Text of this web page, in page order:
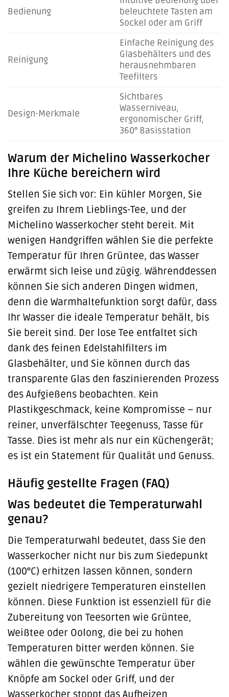
Bedienung
beleuchtete Tasten am
Sockel oder am Griff
Reinigung
Einfache Reinigung des
Glasbehälters und des
herausnehmbaren
Teefilters
Design-Merkmale
Sichtbares
Wasserniveau,
ergonomischer Griff,
360° Basisstation
Warum der Michelino Wasserkocher
Ihre Küche bereichern wird
Stellen Sie sich vor: Ein kühler Morgen, Sie
greifen zu Ihrem Lieblings-Tee, und der
Michelino Wasserkocher steht bereit. Mit
wenigen Handgriffen wählen Sie die perfekte
Temperatur für Ihren Grüntee, das Wasser
erwärmt sich leise und zügig. Währenddessen
können Sie sich anderen Dingen widmen,
denn die Warmhaltefunktion sorgt dafür, dass
Ihr Wasser die ideale Temperatur behält, bis
Sie bereit sind. Der lose Tee entfaltet sich
dank des feinen Edelstahlfilters im
Glasbehälter, und Sie können durch das
transparente Glas den faszinierenden Prozess
des Aufgießens beobachten. Kein
Plastikgeschmack, keine Kompromisse – nur
reiner, unverfälschter Teegenuss, Tasse für
Tasse. Dies ist mehr als nur ein Küchengerät;
es ist ein Statement für Qualität und Genuss.
Häufig gestellte Fragen (FAQ)
Was bedeutet die Temperaturwahl
genau?
Die Temperaturwahl bedeutet, dass Sie den
Wasserkocher nicht nur bis zum Siedepunkt
(100°C) erhitzen lassen können, sondern
gezielt niedrigere Temperaturen einstellen
können. Diese Funktion ist essenziell für die
Zubereitung von Teesorten wie Grüntee,
Weißtee oder Oolong, die bei zu hohen
Temperaturen bitter werden können. Sie
wählen die gewünschte Temperatur über
Knöpfe am Sockel oder Griff, und der
Wasserkocher stoppt das Aufheizen